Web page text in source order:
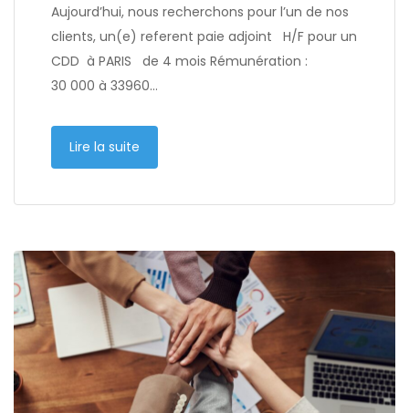
Aujourd’hui, nous recherchons pour l’un de nos
clients, un(e) referent paie adjoint H/F pour un
CDD à PARIS de 4 mois Rémunération :
30 000 à 33960…
Lire la suite